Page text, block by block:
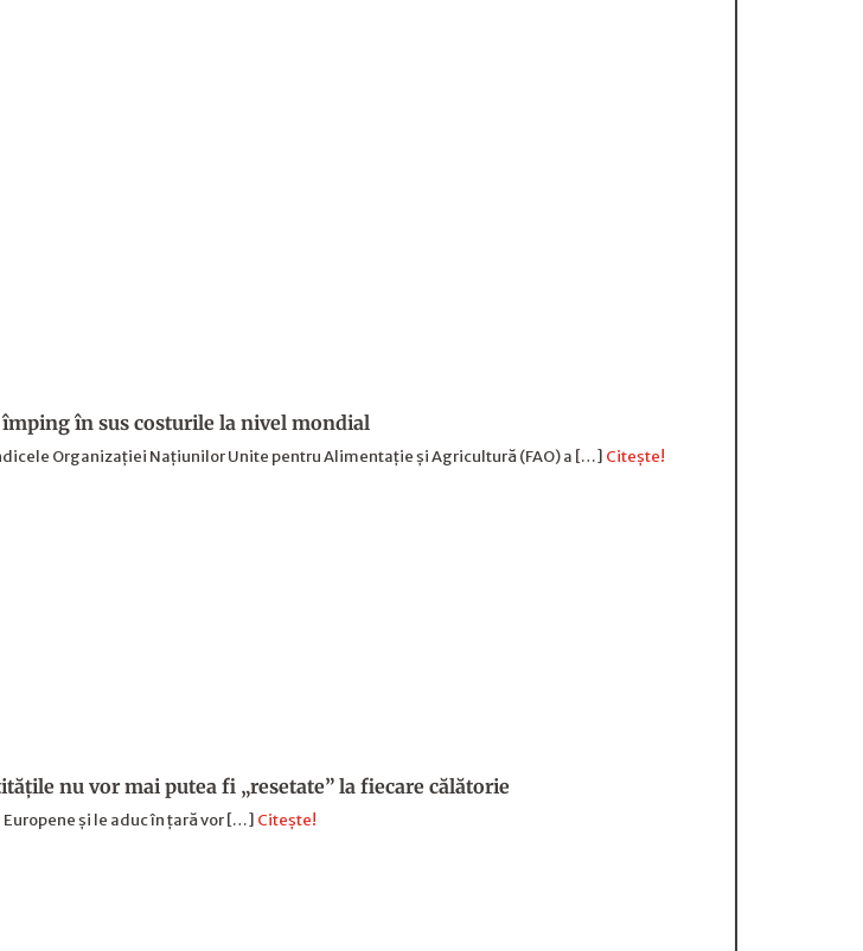
în sus costurile la nivel mondial
Organizației Națiunilor Unite pentru Alimentație și Agricultură (FAO) a […] Citește!
nu vor mai putea fi „resetate” la fiecare călătorie
și le aduc în țară vor […] Citește!